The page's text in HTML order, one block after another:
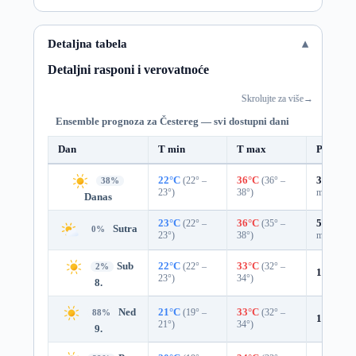
Detaljna tabela
Detaljni rasponi i verovatnoće
Skrolujte za više→
Ensemble prognoza za Čestereg — svi dostupni dani
Dan T min T max
38%
Danas
22°C (22° –
23°)
36°C (36° –
38°)
36%
mm)
0% Sutra 23°C (22° –
23°)
36°C (35° –
38°)
58%
mm)
2%
Sub
8.
22°C (22° –
23°)
33°C (32° –
34°)
13%
88%
Ned
9.
21°C (19° –
21°)
33°C (32° –
34°)
1%